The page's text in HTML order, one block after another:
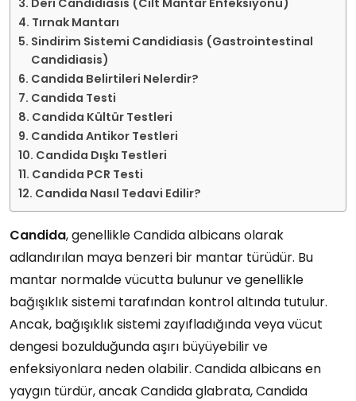
Deri Candidiasis (Cilt Mantar Enfeksiyonu)
Tırnak Mantarı
Sindirim Sistemi Candidiasis (Gastrointestinal
Candidiasis)
Candida Belirtileri Nelerdir?
Candida Testi
Candida Kültür Testleri
Candida Antikor Testleri
Candida Dışkı Testleri
Candida PCR Testi
Candida Nasıl Tedavi Edilir?
Candida, genellikle Candida albicans olarak
adlandırılan maya benzeri bir mantar türüdür. Bu
mantar normalde vücutta bulunur ve genellikle
bağışıklık sistemi tarafından kontrol altında tutulur.
Ancak, bağışıklık sistemi zayıfladığında veya vücut
dengesi bozulduğunda aşırı büyüyebilir ve
enfeksiyonlara neden olabilir. Candida albicans en
yaygın türdür, ancak Candida glabrata, Candida